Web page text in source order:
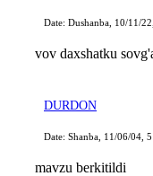
Date: Dushanba, 10/11/
vov daxshatku
DURDON
Date: Shanba, 11/06/04,
mavzu berkitildi